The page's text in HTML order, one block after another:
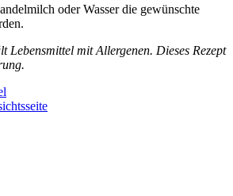
oder Wasser die gewünschte
Lebensmittel mit Allergenen. Dieses Rezept